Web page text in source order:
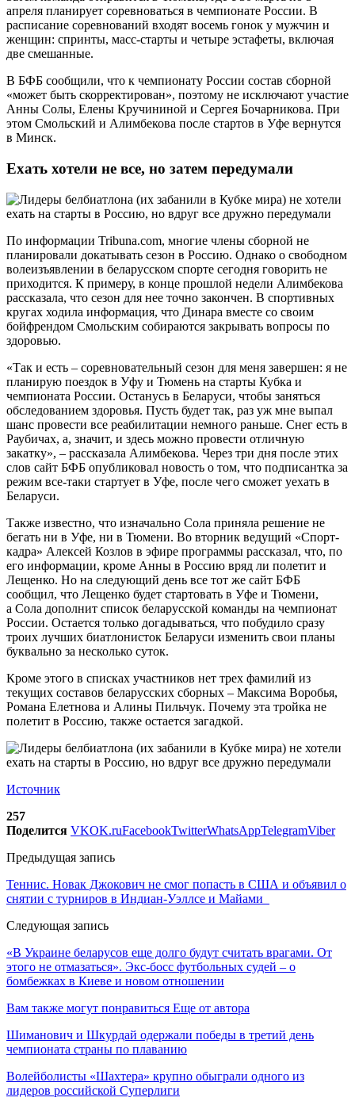
апреля планирует соревноваться в чемпионате России. В
расписание соревнований входят восемь гонок у мужчин и
женщин: спринты, масс-старты и четыре эстафеты, включая
две смешанные.
В БФБ сообщили, что к чемпионату России состав сборной
«может быть скорректирован», поэтому не исключают участие
Анны Солы, Елены Кручининой и Сергея Бочарникова. При
этом Смольский и Алимбекова после стартов в Уфе вернутся
в Минск.
Ехать хотели не все, но затем передумали
По информации Tribuna.com, многие члены сборной не
планировали докатывать сезон в Россию. Однако о свободном
волеизъявлении в беларусском спорте сегодня говорить не
приходится. К примеру, в конце прошлой недели Алимбекова
рассказала, что сезон для нее точно закончен. В спортивных
кругах ходила информация, что Динара вместе со своим
бойфрендом Смольским собираются закрывать вопросы по
здоровью.
«Так и есть – соревновательный сезон для меня завершен: я не
планирую поездок в Уфу и Тюмень на старты Кубка и
чемпионата России. Останусь в Беларуси, чтобы заняться
обследованием здоровья. Пусть будет так, раз уж мне выпал
шанс провести все реабилитации немного раньше. Снег есть в
Раубичах, а, значит, и здесь можно провести отличную
закатку», – рассказала Алимбекова. Через три дня после этих
слов сайт БФБ опубликовал новость о том, что подписантка за
режим все-таки стартует в Уфе, после чего сможет уехать в
Беларуси.
Также известно, что изначально Сола приняла решение не
бегать ни в Уфе, ни в Тюмени. Во вторник ведущий «Спорт-
кадра» Алексей Козлов в эфире программы рассказал, что, по
его информации, кроме Анны в Россию вряд ли полетит и
Лещенко. Но на следующий день все тот же сайт БФБ
сообщил, что Лещенко будет стартовать в Уфе и Тюмени,
а Сола дополнит список беларусской команды на чемпионат
России. Остается только догадываться, что побудило сразу
троих лучших биатлонисток Беларуси изменить свои планы
буквально за несколько суток.
Кроме этого в списках участников нет трех фамилий из
текущих составов беларусских сборных – Максима Воробья,
Романа Елетнова и Алины Пильчук. Почему эта тройка не
полетит в Россию, также остается загадкой.
Источник
257
Поделится VKOK.ruFacebookTwitterWhatsAppTelegramViber
Предыдущая запись
Теннис. Новак Джокович не смог попасть в США и объявил о
снятии с турниров в Индиан-Уэллсе и Майами
Следующая запись
«В Украине беларусов еще долго будут считать врагами. От
этого не отмазаться». Экс-босс футбольных судей – о
бомбежках в Киеве и новом отношении
Вам также могут понравиться Еще от автора
Шиманович и Шкурдай одержали победы в третий день
чемпионата страны по плаванию
Волейболисты «Шахтера» крупно обыграли одного из
лидеров российской Суперлиги